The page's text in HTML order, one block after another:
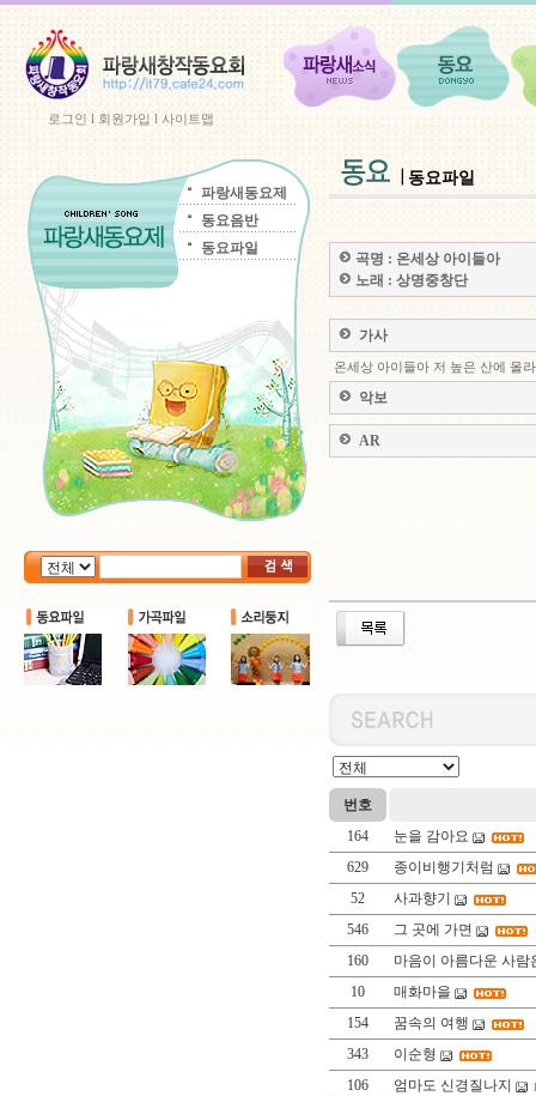
로그인l 회원가입l사이트맵
파랑새동요제
동요음반
동요파일
동요파일
곡명 : 온세상 아이들아
노래 : 상명중창단
가사
온세상 아이들아 저 높은 산에 올라
악보
AR
번호
164
눈을 감아요
629
종이비행기처럼
52
사과향기
546
그 곳에 가면
160
마음이 아름다운 사람
10
매화마을
154
꿈속의 여행
343
이순형
106
엄마도 신경질나지